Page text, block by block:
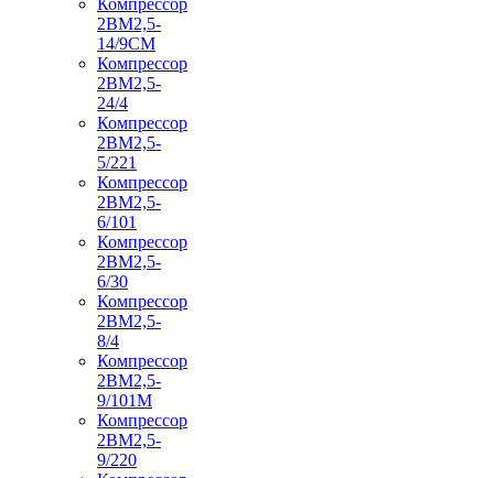
2ВМ2,5-
14/9СМ
Компрессор
2ВМ2,5-
24/4
Компрессор
2ВМ2,5-
5/221
Компрессор
2ВМ2,5-
6/101
Компрессор
2ВМ2,5-
6/30
Компрессор
2ВМ2,5-
8/4
Компрессор
2ВМ2,5-
9/101М
Компрессор
2ВМ2,5-
9/220